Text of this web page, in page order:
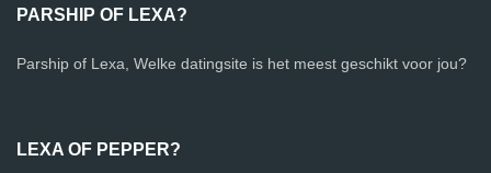
PARSHIP OF LEXA?
Parship of Lexa, Welke datingsite is het meest geschikt voor jou?
LEXA OF PEPPER?